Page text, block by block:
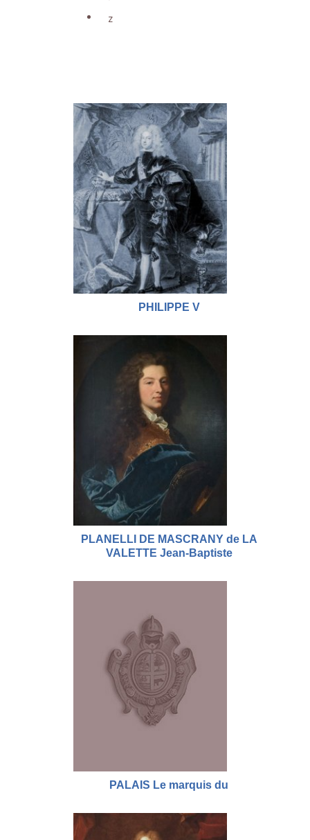
z
PHILIPPE V
PLANELLI DE MASCRANY de LA
VALETTE Jean-Baptiste
PALAIS Le marquis du